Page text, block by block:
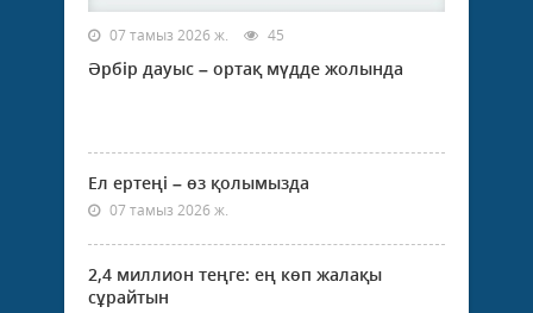
07 тамыз 2026 ж. 45
Әрбір дауыс – ортақ мүдде жолында
Ел ертеңі – өз қолымызда
07 тамыз 2026 ж.
2,4 миллион теңге: ең көп жалақы
сұрайтын